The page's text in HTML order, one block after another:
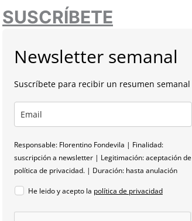
SUSCRÍBETE
Newsletter semanal
Suscríbete para recibir un resumen semanal
Responsable: Florentino Fondevila | Finalidad:
suscripción a newsletter | Legitimación: aceptación de
política de privacidad. | Duración: hasta anulación
He leido y acepto la política de privacidad